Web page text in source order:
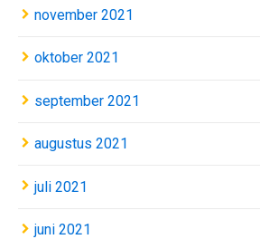
november 2021
oktober 2021
september 2021
augustus 2021
juli 2021
juni 2021